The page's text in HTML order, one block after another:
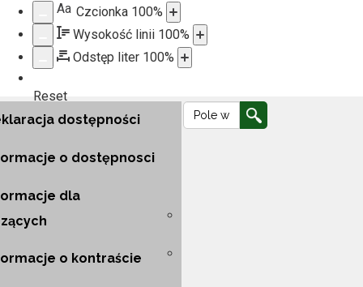
Aa Czcionka 100%
Wysokość linii 100%
Odstęp liter 100%
Reset
Przejdź
do
nawigacji
głównej
Przejdź
do
głównej
treści
Przejdź
do
mapy
strony
Ustawienia
dostępności
o dostępnosci
dla
o kontraście
Wyszukiwarka
Wyszukiwarka